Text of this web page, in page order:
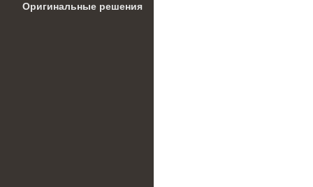
Оригинальные решения